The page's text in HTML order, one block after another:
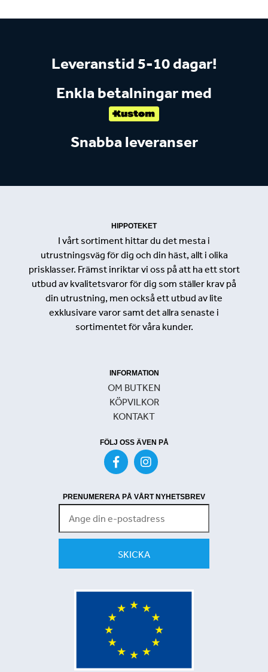
Leveranstid 5-10 dagar!
Enkla betalningar med
Snabba leveranser
HIPPOTEKET
I vårt sortiment hittar du det mesta i
utrustningsväg för dig och din häst, allt i olika
prisklasser. Främst inriktar vi oss på att ha ett stort
utbud av kvalitetsvaror för dig som ställer krav på
din utrustning, men också ett utbud av lite
exklusivare varor samt det allra senaste i
sortimentet för våra kunder.
INFORMATION
OM BUTKEN
KÖPVILKOR
KONTAKT
FÖLJ OSS ÄVEN PÅ
PRENUMERERA PÅ VÅRT NYHETSBREV